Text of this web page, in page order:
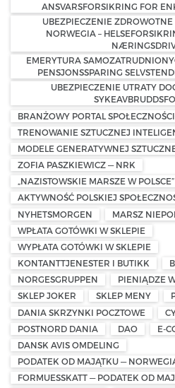
ANSVARSFORSIKRING FOR
UBEZPIECZENIE
NORWEGIA –
EMERYTURA
PENSJONSSPARING
UBEZPIECZENIE UTRATY
BRANŻOWY PORTAL
TRENOWANIE SZTUCZNEJ
MODELE GENERATYWNEJ
ZOFIA PASZKIEWICZ — NRK
„NAZISTOWSKIE MARSZE W POLSCE”
AKTYWNOŚĆ POLSKIEJ
NYHETSMORGEN
MARSZ
WPŁATA GOTÓWKI W SKLEPIE
WYPŁATA GOTÓWKI W SKLEPIE
KONTANTTJENESTER I BUTIKK
NORGESGRUPPEN
PIENIĄDZE
SKLEP JOKER
SKLEP MENY
DANIA SKRZYNKI POCZTOWE
POSTNORD DANIA
DAO
E-
DANSK AVIS OMDELING
PODATEK OD MAJĄTKU —
FORMUESSKATT — PODATEK OD